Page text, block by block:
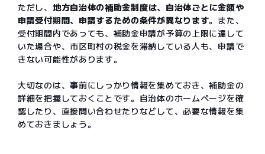
ただし、 地方自治体の補助金制度は、自治体ごとに金額や
申請受付期間、申請するための条件が異なります。また、
受付期間内であっても、補助金申請が予算の上限に達して
いた場合や、市区町村の税金を滞納している人も、申請で
きない可能性があります。
大切なのは、事前にしっかり情報を集めておき、補助金の
詳細を把握しておくことです。自治体のホームページを確
認したり、直接問い合わせたりなどして、必要な情報を集
めておきましょう。